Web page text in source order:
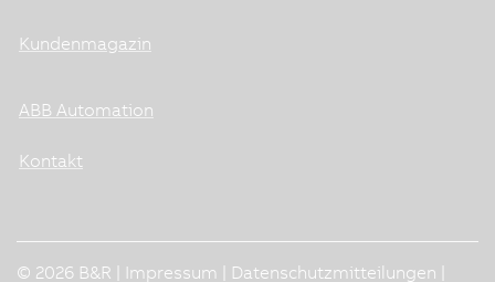
Kundenmagazin
ABB Automation
Kontakt
© 2026 B&R | Impressum Datenschutzmitteilungen